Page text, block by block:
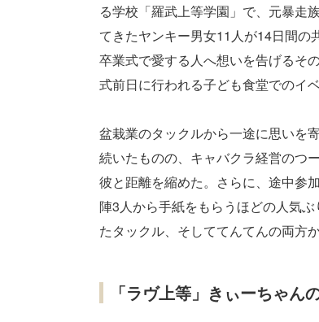
る学校「羅武上等学園」で、元暴走
てきたヤンキー男女11人が14日間の
卒業式で愛する人へ想いを告げるそ
式前日に行われる子ども食堂でのイ
盆栽業のタックルから一途に思いを
続いたものの、キャバクラ経営のつ
彼と距離を縮めた。さらに、途中参
陣3人から手紙をもらうほどの人気
たタックル、そしててんてんの両方
「ラヴ上等」きぃーちゃん